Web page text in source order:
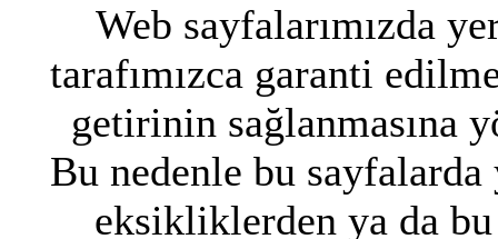
Web sayfalarımızda
tarafımızca garanti
getirinin sağlanmasına
Bu nedenle bu
eksikliklerden ya da